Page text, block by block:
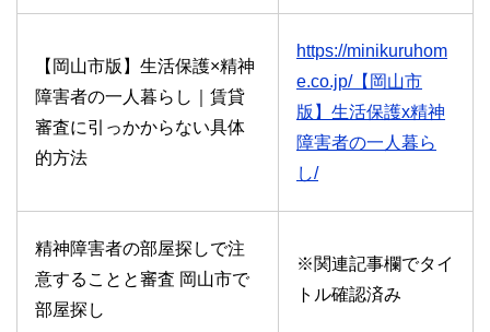
【岡山市版】生活保護×精神
障害者の一人暮らし｜賃貸
審査に引っかからない具体
的方法
https://minikuruhom
e.co.jp/【岡山市
版】生活保護x精神
障害者の一人暮ら
し/
精神障害者の部屋探しで注
意することと審査 岡山市で
部屋探し
※関連記事欄でタイ
トル確認済み